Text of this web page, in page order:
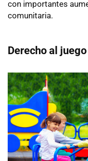
con importantes
comunitaria.
Derecho al juego